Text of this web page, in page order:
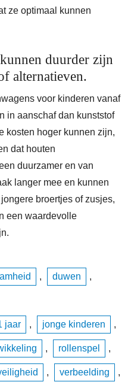
ze optimaal kunnen
duurder zijn
alternatieven.
voor kinderen vanaf
in aanschaf dan kunststof
kosten hoger kunnen zijn,
dat houten
duurzamer en van
langer mee en kunnen
broertjes of zusjes,
een waardevolle
, duwen ,
jaar , jonge kinderen ,
, rollenspel ,
, verbeelding ,